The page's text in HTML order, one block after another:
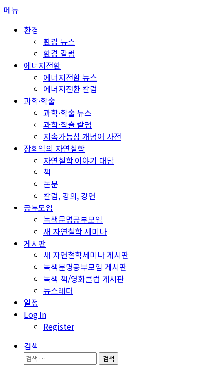
콘
메뉴
환경
환경 뉴스
환경 칼럼
에너지전환
에너지전환 뉴스
에너지전환 칼럼
과학·학술
과학·학술 뉴스
과학·학술 칼럼
지속가능성 개념어 사전
장회익의 자연철학
자연철학 이야기 대담
책
논문
칼럼, 강의, 강연
공부모임
녹색문명공부모임
새 자연철학 세미나
게시판
새 자연철학세미나 게시판
녹색문명공부모임 게시판
녹색 책/영화클럽 게시판
뉴스레터
일정
Log In
Register
검색
검